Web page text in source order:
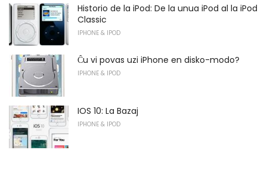
Historio de la iPod: De la unua iPod al la iPod
Classic
IPHONE & IPOD
Ĉu vi povas uzi iPhone en disko-modo?
IPHONE & IPOD
IOS 10: La Bazaj
IPHONE & IPOD